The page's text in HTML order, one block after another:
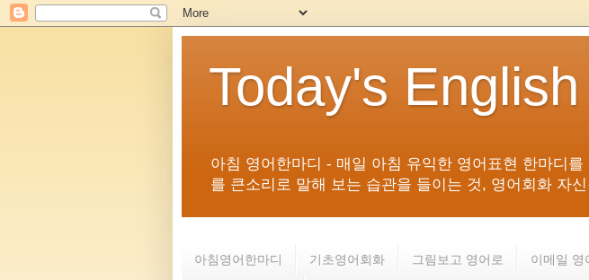
Today's
아침 영어한마디 - 매일 아침 유익한 영어표현 한마디
를 큰소리로 말해 보는 습관을 들이는 것, 영어회화 자
아침영어한마디 기초영어회화 그림보고 영어로 이메일 영